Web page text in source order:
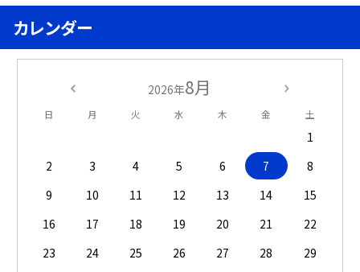
カレンダー
2026年8月
日 月 火 水 木 金 土
1
2
3 4 5 6 7
8
9
10 11 12 13 14
15
16
17 18 19 20 21
22
23
24 25 26 27 28
29